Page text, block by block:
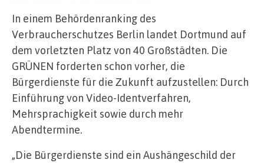
In einem Behördenranking des
Verbraucherschutzes Berlin landet Dortmund auf
dem vorletzten Platz von 40 Großstädten. Die
GRÜNEN forderten schon vorher, die
Bürgerdienste für die Zukunft aufzustellen: Durch
Einführung von Video-Identverfahren,
Mehrsprachigkeit sowie durch mehr
Abendtermine.
„Die Bürgerdienste sind ein Aushängeschild der